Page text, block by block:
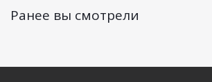
Ранее вы смотрели